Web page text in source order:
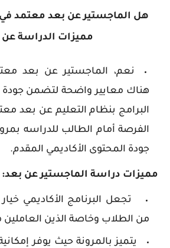
هل الماجستير عن بعد معتمد
مميزات الدراسة عن
نعم، الماجستير عن بعد
هناك معايير واضحة لتضمن جودة
البرامج بنظام التعليم عن بعد
الفرصة أمام الطالب للدراسه
جودة المحتوى الأكاديمي المقدم.
مميزات دراسة الماجستير عن بعد:
تجعل البرنامج الأكاديمي
من الطلاب وخاصة الذين
يتميز بالمرونة حيث يوفر